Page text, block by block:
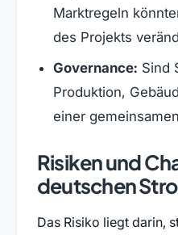
Marktregeln
des Projekts
Governance: Sind
Produktion,
einer
Risiken und
deutschen
Das Risiko liegt darin,